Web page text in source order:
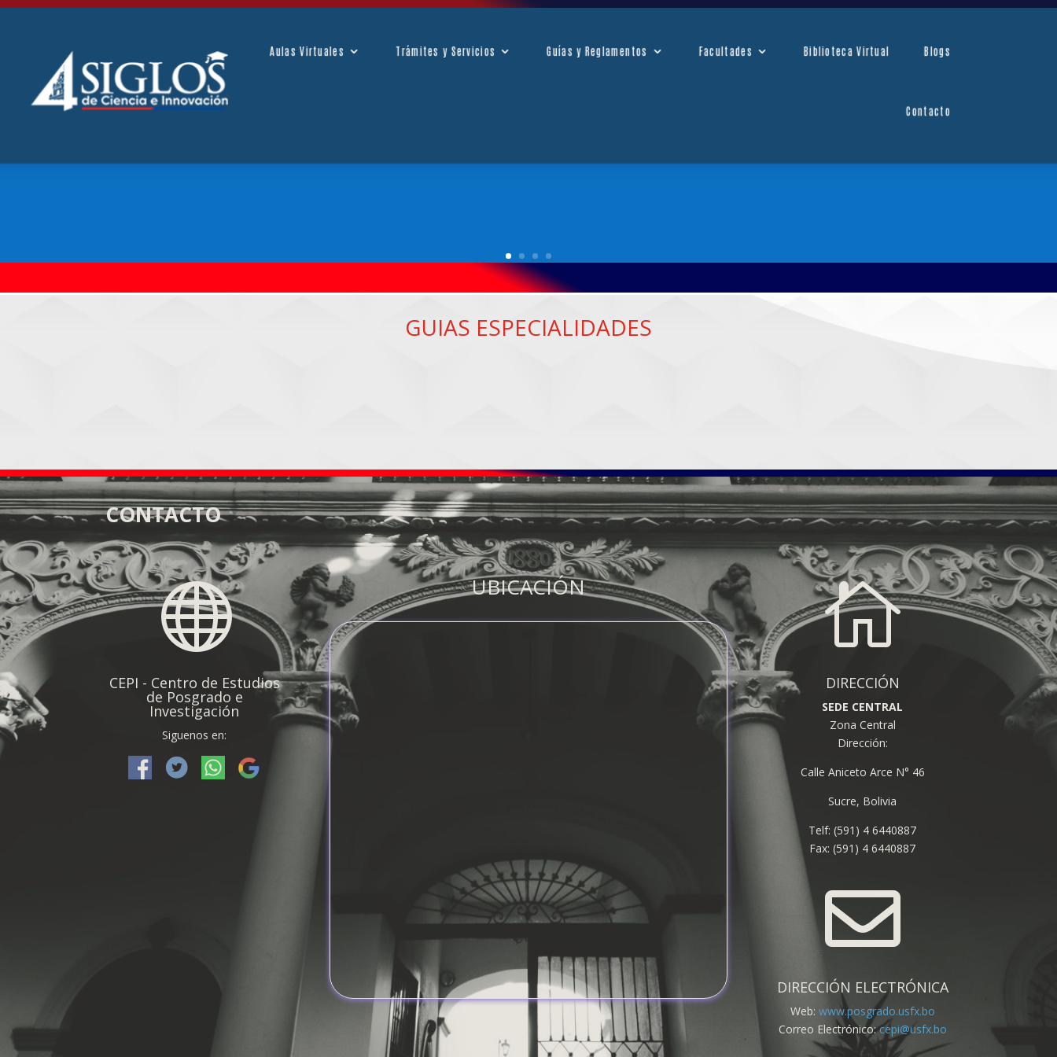
Aulas Virtuales Trámites y Servicios Guías y Reglamentos Facultades Biblioteca Virtual Blogs
Contacto
Aulas Virtuales Trámites y Servicios
GUIAS ESPECIALIDADES
CONTACTO

CEPI - Centro de Estudios
de Posgrado e
Investigación
Siguenos en:
UBICACIÓN 
DIRECCIÓN
SEDE CENTRAL
Zona Central
Dirección:
Calle Aniceto Arce N° 46
Sucre, Bolivia
Telf: (591) 4 6440887
Fax: (591) 4 6440887

DIRECCIÓN ELECTRÓNICA
Web: www.posgrado.usfx.bo
Correo Electrónico: cepi@usfx.bo